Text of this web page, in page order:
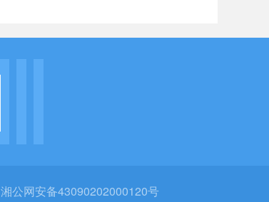
湘公网安备43090202000120号